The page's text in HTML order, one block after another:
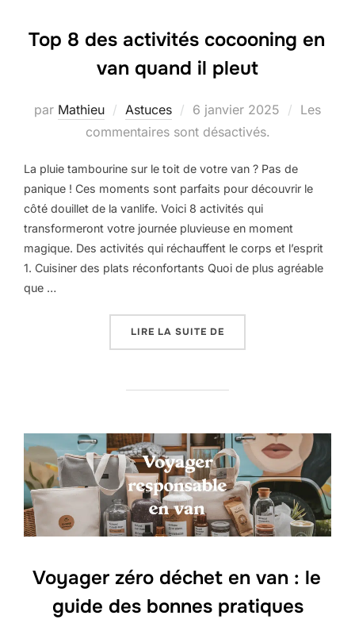
Top 8 des activités cocooning en
van quand il pleut
par Mathieu Astuces 6 janvier 2025
Les
commentaires sont désactivés.
La pluie tambourine sur le toit de votre van ? Pas de
panique ! Ces moments sont parfaits pour découvrir le
côté douillet de la vanlife. Voici 8 activités qui
transformeront votre journée pluvieuse en moment
magique. Des activités qui réchauffent le corps et l’esprit
1. Cuisiner des plats réconfortants Quoi de plus agréable
que …
LIRE LA SUITE DE
Voyager zéro déchet en van : le
guide des bonnes pratiques